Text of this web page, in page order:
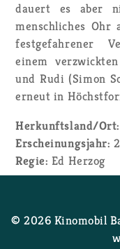
dau­ert es aber
mensch­li­ches
fest­ge­fah­re­ner
einem
und Rudi (Simon
er­neut in
Her­kunfts­land/Ort:
Er­schei­nungs­jahr:
Regie: Ed Her­zog
© 2026 Ki­no­mo­bil